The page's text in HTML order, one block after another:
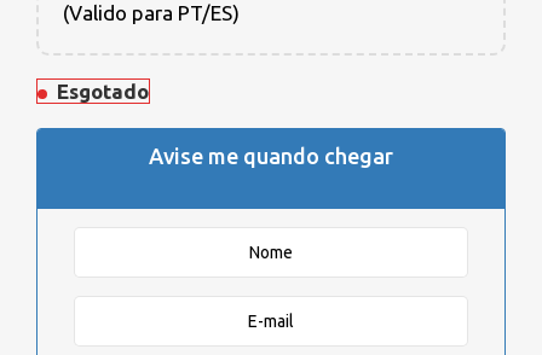
(Valido para PT/ES)
Esgotado
Avise me quando chegar